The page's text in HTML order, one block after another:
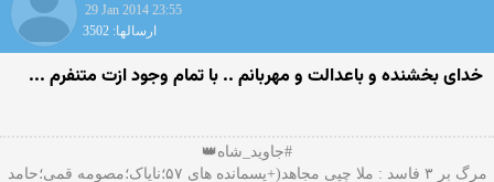
29 Jan 2014 23:55
ارسالها: 3502
خدای بخشنده و باعدالت و مهربانم .. با تمام وجود ازت متنفرم ...
#جاوید_شاه👑
مرگ بر ۳ فاسد : ملا چپی مجاهد(+پسمانده های ۵۷؛نایاک؛مصومه قمی؛حامد